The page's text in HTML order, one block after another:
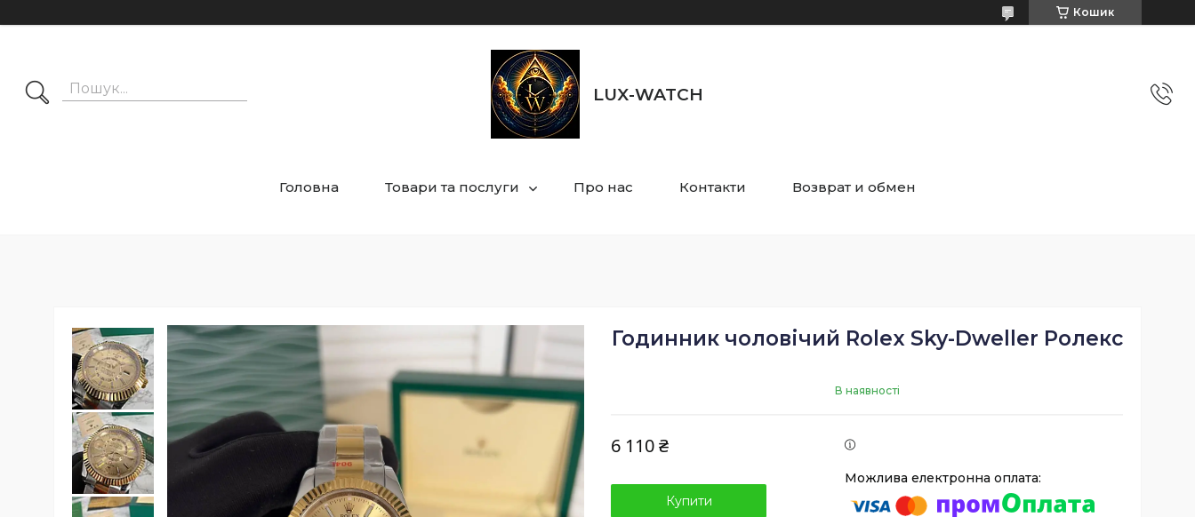
Кошик
LUX-WATCH
Головна Товари та послуги Про нас Контакти Возврат и обмен
Годинник чоловічий Rolex Sky-Dweller Ролекс
В наявності
6 110 ₴
Купити